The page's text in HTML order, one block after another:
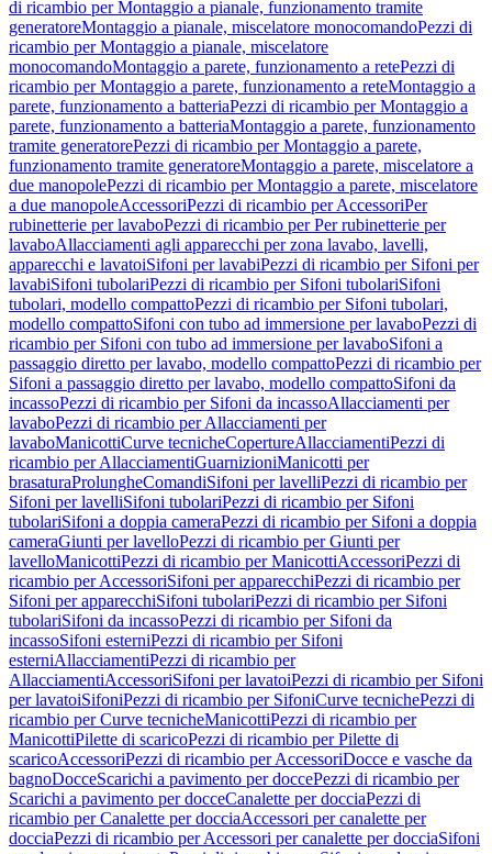
di ricambio per Montaggio a pianale, funzionamento tramite
generatoreMontaggio a pianale, miscelatore monocomandoPezzi di
ricambio per Montaggio a pianale, miscelatore
monocomandoMontaggio a parete, funzionamento a retePezzi di
ricambio per Montaggio a parete, funzionamento a reteMontaggio a
parete, funzionamento a batteriaPezzi di ricambio per Montaggio a
parete, funzionamento a batteriaMontaggio a parete, funzionamento
tramite generatorePezzi di ricambio per Montaggio a parete,
funzionamento tramite generatoreMontaggio a parete, miscelatore a
due manopolePezzi di ricambio per Montaggio a parete, miscelatore
a due manopoleAccessoriPezzi di ricambio per AccessoriPer
rubinetterie per lavaboPezzi di ricambio per Per rubinetterie per
lavaboAllacciamenti agli apparecchi per zona lavabo, lavelli,
apparecchi e lavatoiSifoni per lavabiPezzi di ricambio per Sifoni per
lavabiSifoni tubolariPezzi di ricambio per Sifoni tubolariSifoni
tubolari, modello compattoPezzi di ricambio per Sifoni tubolari,
modello compattoSifoni con tubo ad immersione per lavaboPezzi di
ricambio per Sifoni con tubo ad immersione per lavaboSifoni a
passaggio diretto per lavabo, modello compattoPezzi di ricambio per
Sifoni a passaggio diretto per lavabo, modello compattoSifoni da
incassoPezzi di ricambio per Sifoni da incassoAllacciamenti per
lavaboPezzi di ricambio per Allacciamenti per
lavaboManicottiCurve tecnicheCopertureAllacciamentiPezzi di
ricambio per AllacciamentiGuarnizioniManicotti per
brasaturaProlungheComandiSifoni per lavelliPezzi di ricambio per
Sifoni per lavelliSifoni tubolariPezzi di ricambio per Sifoni
tubolariSifoni a doppia cameraPezzi di ricambio per Sifoni a doppia
cameraGiunti per lavelloPezzi di ricambio per Giunti per
lavelloManicottiPezzi di ricambio per ManicottiAccessoriPezzi di
ricambio per AccessoriSifoni per apparecchiPezzi di ricambio per
Sifoni per apparecchiSifoni tubolariPezzi di ricambio per Sifoni
tubolariSifoni da incassoPezzi di ricambio per Sifoni da
incassoSifoni esterniPezzi di ricambio per Sifoni
esterniAllacciamentiPezzi di ricambio per
AllacciamentiAccessoriSifoni per lavatoiPezzi di ricambio per Sifoni
per lavatoiSifoniPezzi di ricambio per SifoniCurve tecnichePezzi di
ricambio per Curve tecnicheManicottiPezzi di ricambio per
ManicottiPilette di scaricoPezzi di ricambio per Pilette di
scaricoAccessoriPezzi di ricambio per AccessoriDocce e vasche da
bagnoDocceScarichi a pavimento per doccePezzi di ricambio per
Scarichi a pavimento per docceCanalette per docciaPezzi di
ricambio per Canalette per docciaAccessori per canalette per
docciaPezzi di ricambio per Accessori per canalette per docciaSifoni